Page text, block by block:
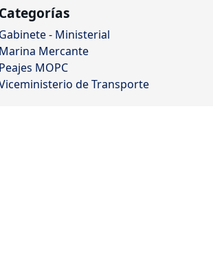
Categorías
Gabinete - Ministerial
Marina Mercante
Peajes MOPC
de Transporte